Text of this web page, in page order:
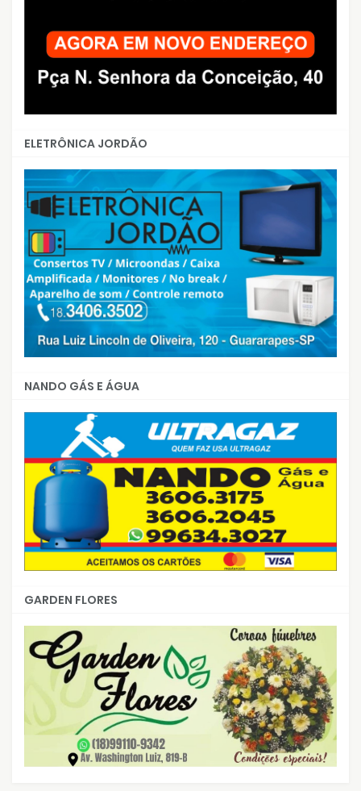
ELETRÔNICA JORDÃO
NANDO GÁS E ÁGUA
GARDEN FLORES